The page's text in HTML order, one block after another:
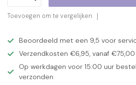
Toevoegen om te vergelijken
Beoordeeld met een 9,5 voor
Verzendkosten €6,95, vanaf
Op werkdagen voor 15:00 uur
verzonden